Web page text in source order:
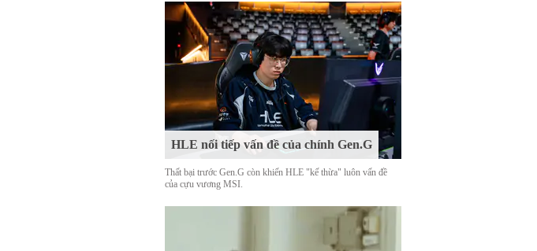
HLE nối tiếp vấn đề của chính Gen.G
Thất bại trước Gen.G còn khiến HLE "kế thừa" luôn vấn đề
của cựu vương MSI.